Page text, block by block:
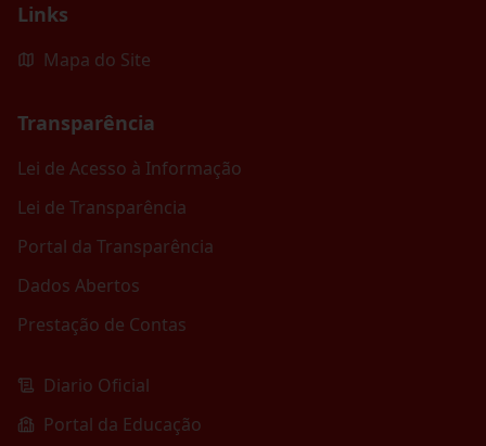
Links
Mapa do Site
Transparência
Lei de Acesso à Informação
Lei de Transparência
Portal da Transparência
Dados Abertos
Prestação de Contas
Diario Oficial
Portal da Educação